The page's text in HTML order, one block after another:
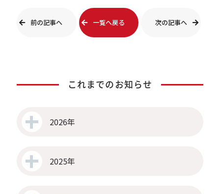
前の記事へ 一覧へ戻る 次の記事へ
これまでのお知らせ
2026年
2025年